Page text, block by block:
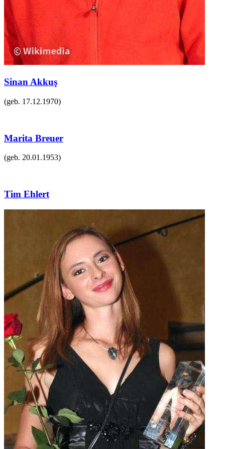
Sinan Akkuş
(geb. 17.12.1970)
Marita Breuer
(geb. 20.01.1953)
Tim Ehlert